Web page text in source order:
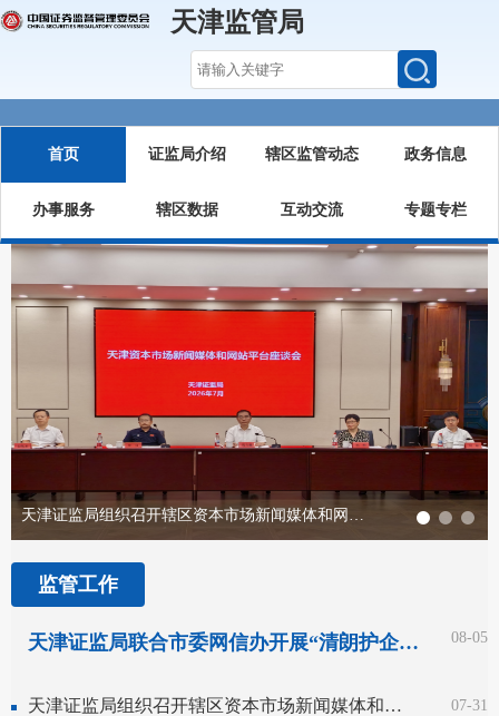
天津监管局
首页 证监局介绍 辖区监管动态 政务信息
办事服务 辖区数据 互动交流 专题专栏
监管工作
天津证监局联合市委网信办开展“清朗护企 ‘e’路同行”涉企网络侵权举报宣传活动 08-05
天津证监局组织召开辖区资本市场新闻媒体和网站平台座谈会 07-31